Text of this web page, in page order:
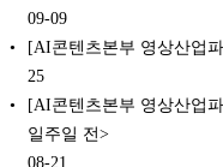
09-09
[AI콘텐츠본부 영상산업
25
[AI콘텐츠본부 영상산업
일주일 전>
08-21